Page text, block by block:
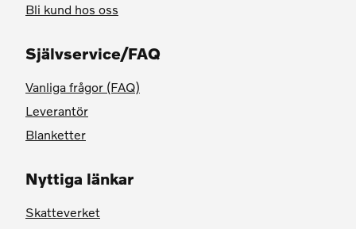
Bli kund hos oss
Självservice/FAQ
Vanliga frågor (FAQ)
Leverantör
Blanketter
Nyttiga länkar
Skatteverket